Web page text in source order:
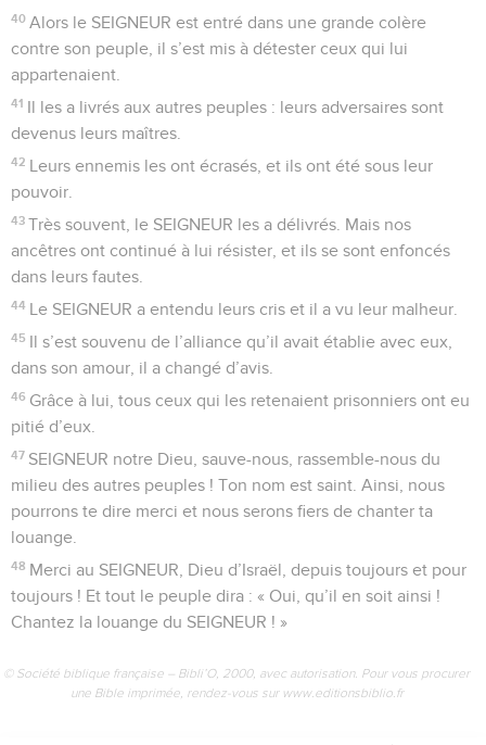
40 Alors le SEIGNEUR est entré dans une grande colère
contre son peuple, il s’est mis à détester ceux qui lui
appartenaient.
41 Il les a livrés aux autres peuples : leurs adversaires sont
devenus leurs maîtres.
42 Leurs ennemis les ont écrasés, et ils ont été sous leur
pouvoir.
43 Très souvent, le SEIGNEUR les a délivrés. Mais nos
ancêtres ont continué à lui résister, et ils se sont enfoncés
dans leurs fautes.
44 Le SEIGNEUR a entendu leurs cris et il a vu leur malheur.
45 Il s’est souvenu de l’alliance qu’il avait établie avec eux,
dans son amour, il a changé d’avis.
46 Grâce à lui, tous ceux qui les retenaient prisonniers ont eu
pitié d’eux.
47 SEIGNEUR notre Dieu, sauve-nous, rassemble-nous du
milieu des autres peuples ! Ton nom est saint. Ainsi, nous
pourrons te dire merci et nous serons fiers de chanter ta
louange.
48 Merci au SEIGNEUR, Dieu d’Israël, depuis toujours et pour
toujours ! Et tout le peuple dira : « Oui, qu’il en soit ainsi !
Chantez la louange du SEIGNEUR ! »
© Société biblique française – Bibli’O, 2000, avec autorisation. Pour vous procurer
une Bible imprimée, rendez-vous sur www.editionsbiblio.fr